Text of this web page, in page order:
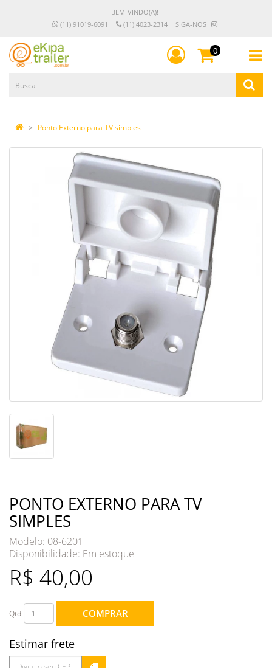
BEM-VINDO(A)!
(11) 91019-6091
(11) 4023-2314 SIGA-NOS
0
Ponto Externo para TV simples
PONTO EXTERNO PARA TV
SIMPLES
Modelo: 08-6201
Disponibilidade: Em estoque
R$ 40,00
Qtd COMPRAR
Estimar frete